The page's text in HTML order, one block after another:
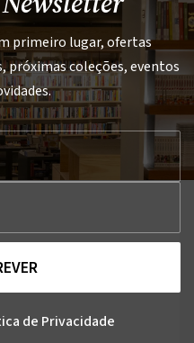
primeiro lugar, ofertas
próximas coleções, eventos
de Privacidade